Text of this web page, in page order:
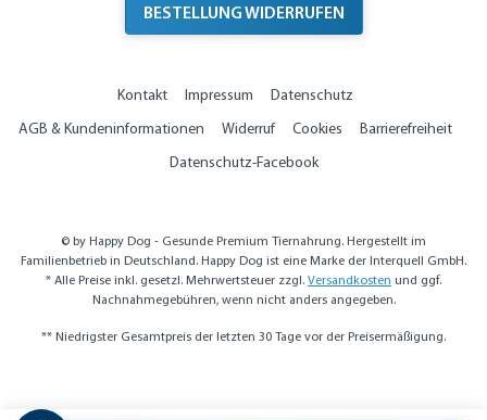
BESTELLUNG WIDERRUFEN
Kontakt Impressum
Datenschutz
AGB & Kundeninformationen
Widerruf Cookies
Barrierefreiheit
Datenschutz-Facebook
© by Happy Dog - Gesunde Premium Tiernahrung. Hergestellt im
Familienbetrieb in Deutschland. Happy Dog ist eine Marke der Interquell GmbH.
* Alle Preise inkl. gesetzl. Mehrwertsteuer zzgl. Versandkosten und ggf.
Nachnahmegebühren, wenn nicht anders angegeben.
** Niedrigster Gesamtpreis der letzten 30 Tage vor der Preisermäßigung.